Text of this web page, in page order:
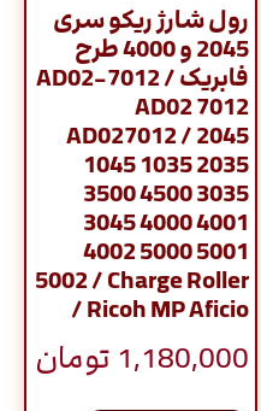
رول شارژ ریکو سری
2045 و 4000 طرح
فابریک / AD02-7012
AD02 7012
AD027012 / 2045
1045 1035 2035
3500 4500 3035
3045 4000 4001
4002 5000 5001
5002 / Charge Roller
/ Ricoh MP Aficio
1,180,000 تومان